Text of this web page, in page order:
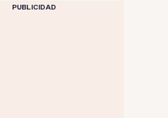
PUBLICIDAD